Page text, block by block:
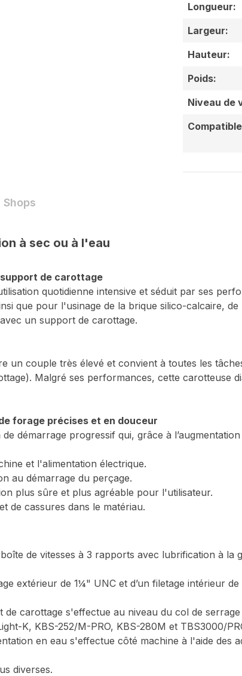
Longueur:
Largeur:
Hauteur:
Poids:
Niveau de
à sec ou à l'eau
de carottage
quotidienne intensive et séduit par ses
que pour l'usinage de la brique silico-calcaire,
un support de carottage.
un couple très élevé et convient à toutes les
Malgré ses performances, cette carotteuse
forage précises et en douceur
démarrage progressif qui, grâce à
et l'alimentation électrique.
au démarrage du perçage.
plus sûre et plus agréable pour l'utilisateur.
de cassures dans le matériau.
de vitesses à 3 rapports avec lubrification à la
extérieur de 1¼" UNC et d’un filetage intérieur
carottage s'effectue au niveau du col de
K, KBS-252/M-PRO, KBS-280M et TBS3000/
en eau s'effectue côté machine à l'aide des
diverses.